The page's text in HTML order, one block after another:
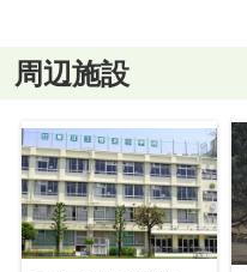
周辺施設